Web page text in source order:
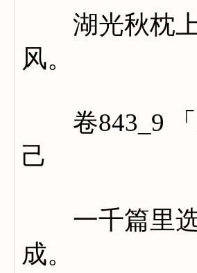
湖光秋枕上
风。
卷843_9 「
己
一千篇里选
成。